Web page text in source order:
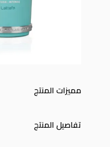
مميزات المنتج
تفاصيل المنتج